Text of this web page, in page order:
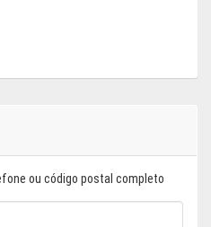
ou código postal completo